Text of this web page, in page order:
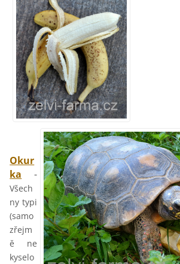
Okur
ka -
Všech
ny typi
(samo
zřejm
ě ne
kyselo